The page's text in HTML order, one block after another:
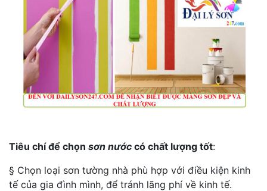
Tiêu chí để chọn sơn nước có chất lượng tốt:
§ Chọn loại sơn tường nhà phù hợp với điều kiện kinh
tế của gia đình mình, để tránh lãng phí về kinh tế.